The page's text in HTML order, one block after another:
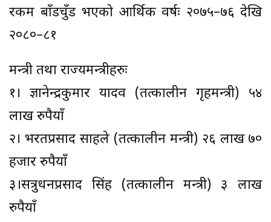
रकम बाँडचुँड भएको आर्थिक वर्षः २०७५–७६ देखि
२०८०–८१
मन्त्री तथा राज्यमन्त्रीहरुः
१। ज्ञानेन्द्रकुमार यादव (तत्कालीन गृहमन्त्री) ५४
लाख रुपैयाँ
२। भरतप्रसाद साहले (तत्कालीन मन्त्री) २६ लाख ७०
हजार रुपैयाँ
३।सत्रुधनप्रसाद सिंह (तत्कालीन मन्त्री) ३ लाख
रुपैयाँ